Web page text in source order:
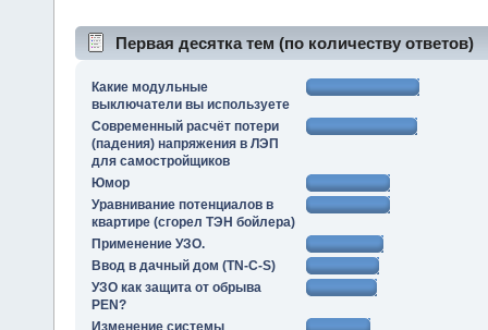
Первая десятка тем (по количеству ответов)
Какие модульные
выключатели вы используете
Современный расчёт потери
(падения) напряжения в ЛЭП
для самостройщиков
Юмор
Уравнивание потенциалов в
квартире (сгорел ТЭН бойлера)
Применение УЗО.
Ввод в дачный дом (TN-C-S)
УЗО как защита от обрыва
PEN?
Изменение системы